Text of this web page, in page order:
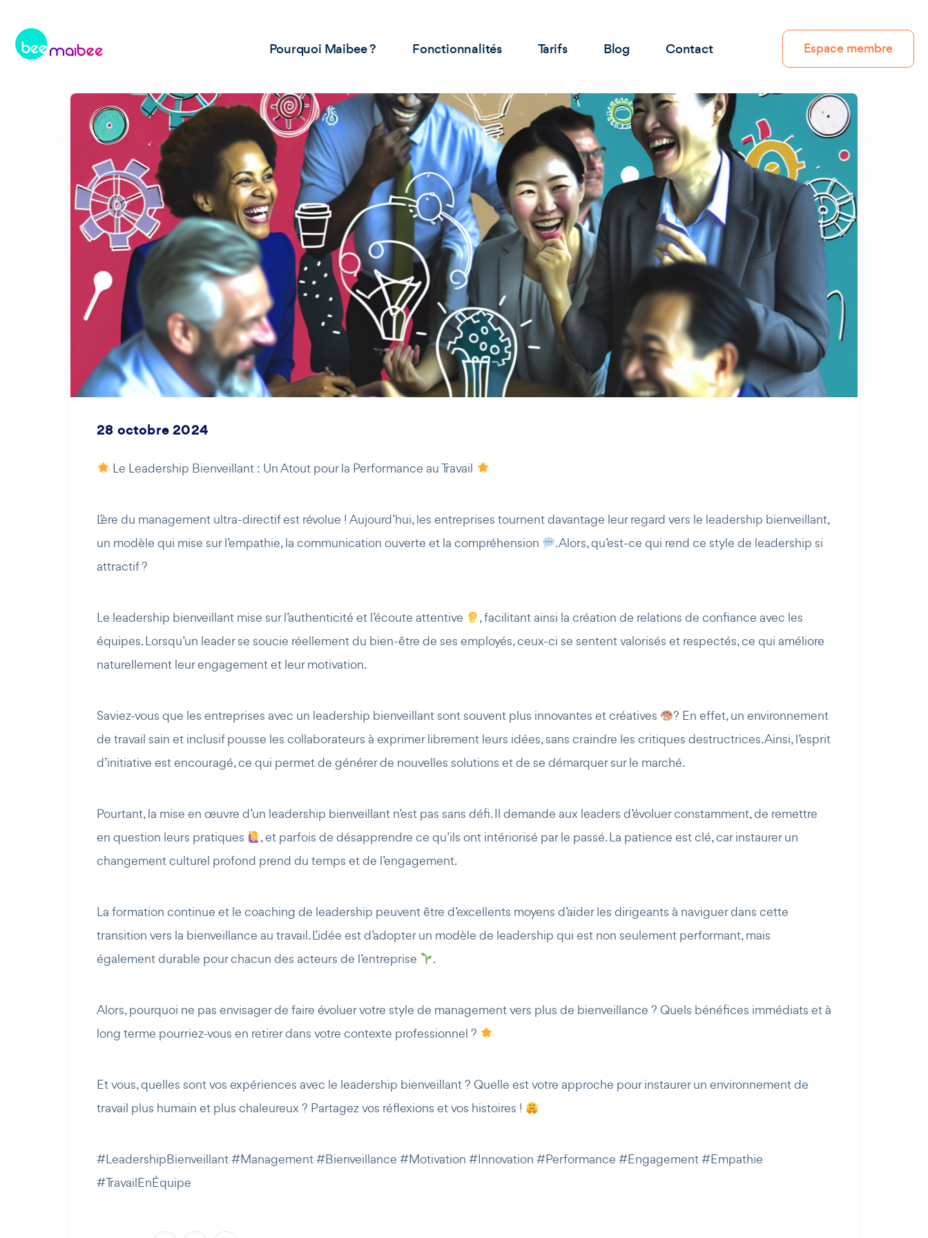
Espace membre
Pourquoi Maibee ? Fonctionnalités Tarifs Blog Contact
28 octobre 2024
Le Leadership Bienveillant : Un Atout pour la Performance au Travail
L’ère du management ultra-directif est révolue ! Aujourd’hui, les entreprises tournent davantage leur regard vers le leadership bienveillant,
un modèle qui mise sur l’empathie, la communication ouverte et la compréhension
. Alors, qu’est-ce qui rend ce style de leadership si
attractif ?
Le leadership bienveillant mise sur l’authenticité et l’écoute attentive
, facilitant ainsi la création de relations de confiance avec les
équipes. Lorsqu’un leader se soucie réellement du bien-être de ses employés, ceux-ci se sentent valorisés et respectés, ce qui améliore
naturellement leur engagement et leur motivation.
Saviez-vous que les entreprises avec un leadership bienveillant sont souvent plus innovantes et créatives
? En effet, un environnement
de travail sain et inclusif pousse les collaborateurs à exprimer librement leurs idées, sans craindre les critiques destructrices. Ainsi, l’esprit
d’initiative est encouragé, ce qui permet de générer de nouvelles solutions et de se démarquer sur le marché.
Pourtant, la mise en œuvre d’un leadership bienveillant n’est pas sans défi. Il demande aux leaders d’évoluer constamment, de remettre
en question leurs pratiques
, et parfois de désapprendre ce qu’ils ont intériorisé par le passé. La patience est clé, car instaurer un
changement culturel profond prend du temps et de l’engagement.
La formation continue et le coaching de leadership peuvent être d’excellents moyens d’aider les dirigeants à naviguer dans cette
transition vers la bienveillance au travail. L’idée est d’adopter un modèle de leadership qui est non seulement performant, mais
également durable pour chacun des acteurs de l’entreprise
.
Alors, pourquoi ne pas envisager de faire évoluer votre style de management vers plus de bienveillance ? Quels bénéfices immédiats et à
long terme pourriez-vous en retirer dans votre contexte professionnel ?
Et vous, quelles sont vos expériences avec le leadership bienveillant ? Quelle est votre approche pour instaurer un environnement de
travail plus humain et plus chaleureux ? Partagez vos réflexions et vos histoires !
#LeadershipBienveillant #Management #Bienveillance #Motivation #Innovation #Performance #Engagement #Empathie
#TravailEnÉquipe